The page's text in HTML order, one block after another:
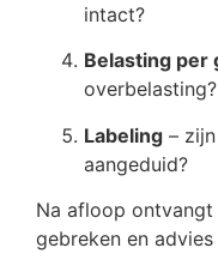
intact?
Belasting per
overbelasting?
Labeling –
aangeduid?
Na afloop
gebreken en